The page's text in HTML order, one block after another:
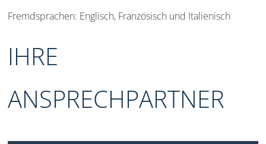
Fremdsprachen: Englisch, Französisch und Italienisch
IHRE
ANSPRECHPARTNER